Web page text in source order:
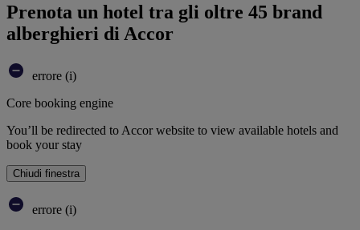
Prenota un hotel tra gli oltre 45 brand
alberghieri di Accor
errore (i)
Core booking engine
You’ll be redirected to Accor website to view available hotels and
book your stay
Chiudi finestra
errore (i)